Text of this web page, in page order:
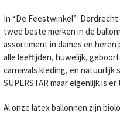
In “De Feestwinkel”
twee beste merken in de
assortiment in dames en
alle leeftijden, huwelijk,
carnavals kleding, en natuurlijk
SUPERSTAR maar eigenlijk is
Al onze latex ballonnen zijn